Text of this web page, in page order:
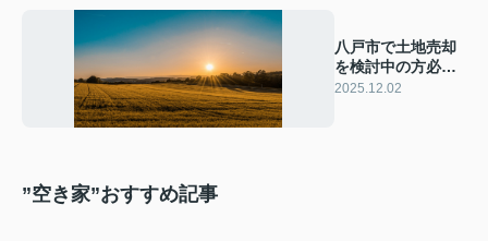
八戸市で土地売却
を検討中の方必
見！方法とスムー
2025.12.02
”空き家”おすすめ記事